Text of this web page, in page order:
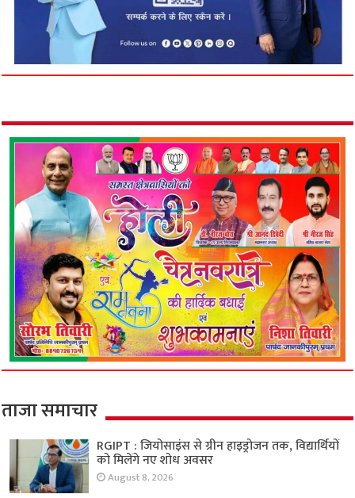
ताजा समाचार
RGIPT : जियोसाइंस से ग्रीन हाइड्रोजन तक, विद्यार्थियों
को मिलेंगे नए शोध अवसर
August 8, 2026